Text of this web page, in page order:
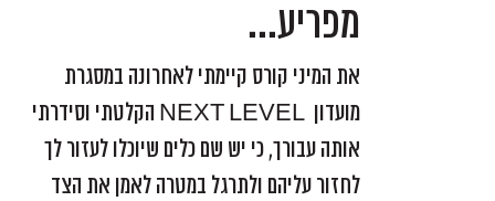
מפריע...
את המיני קורס קיימתי לאחרונה במסגרת
מועדון NEXT LEVEL הקלטתי וסידרתי
אותה עבורך, כי יש שם כלים שיוכלו לעזור לך
לחזור עליהם ולתרגל במטרה לאמן את הצד